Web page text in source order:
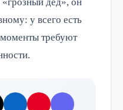
дед», он
у всего есть
требуют